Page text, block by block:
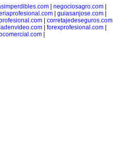
negociosagro.com
guiasanjose.com
corretajedeseguros.com
forexprofesional.com